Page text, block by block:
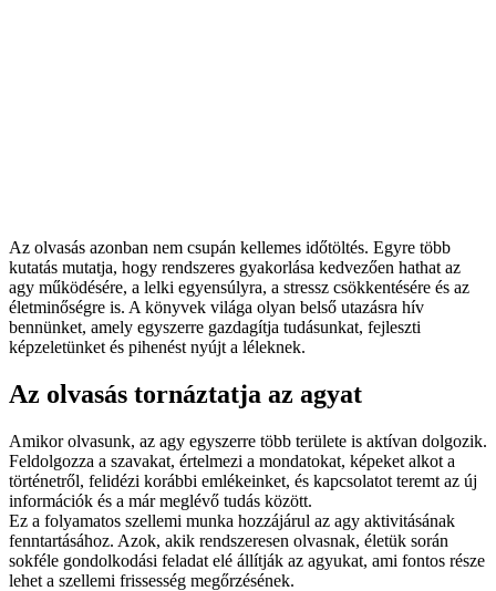
Az olvasás azonban nem csupán kellemes időtöltés. Egyre több
kutatás mutatja, hogy rendszeres gyakorlása kedvezően hathat az
agy működésére, a lelki egyensúlyra, a stressz csökkentésére és az
életminőségre is. A könyvek világa olyan belső utazásra hív
bennünket, amely egyszerre gazdagítja tudásunkat, fejleszti
képzeletünket és pihenést nyújt a léleknek.
Az olvasás tornáztatja az agyat
Amikor olvasunk, az agy egyszerre több területe is aktívan dolgozik.
Feldolgozza a szavakat, értelmezi a mondatokat, képeket alkot a
történetről, felidézi korábbi emlékeinket, és kapcsolatot teremt az új
információk és a már meglévő tudás között.
Ez a folyamatos szellemi munka hozzájárul az agy aktivitásának
fenntartásához. Azok, akik rendszeresen olvasnak, életük során
sokféle gondolkodási feladat elé állítják az agyukat, ami fontos része
lehet a szellemi frissesség megőrzésének.